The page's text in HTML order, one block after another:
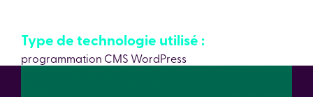
Type de technologie utilisé :
programmation CMS WordPress